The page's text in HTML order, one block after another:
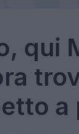
qui
a